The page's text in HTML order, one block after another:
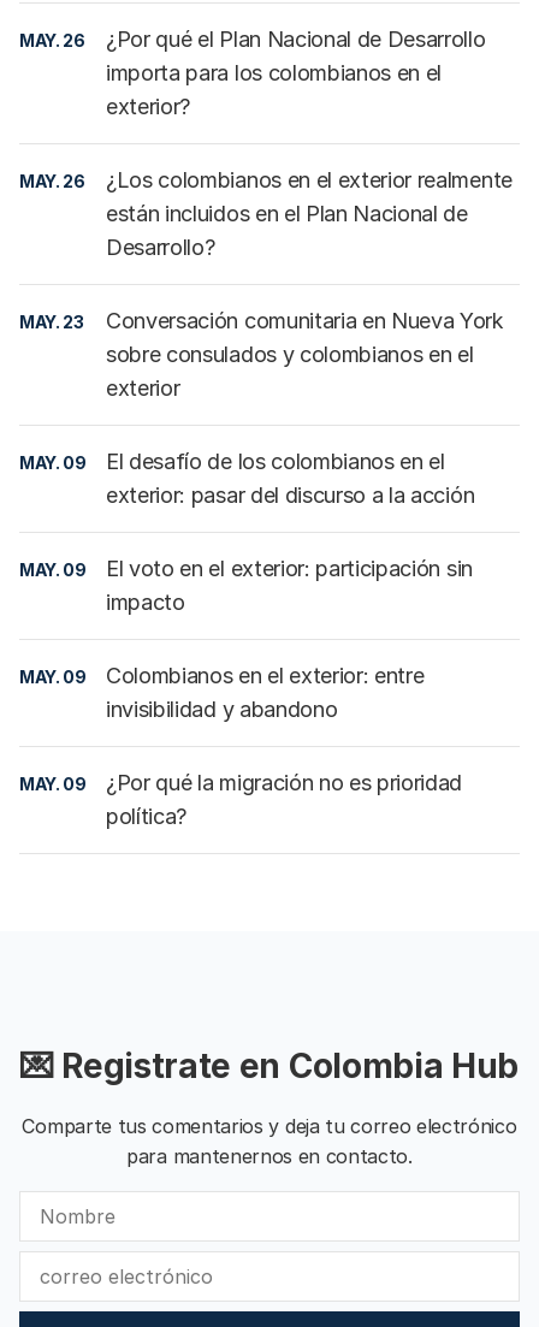
MAY. 26
¿Por qué el Plan Nacional de Desarrollo
importa para los colombianos en el
exterior?
MAY. 26
¿Los colombianos en el exterior realmente
están incluidos en el Plan Nacional de
Desarrollo?
MAY. 23
Conversación comunitaria en Nueva York
sobre consulados y colombianos en el
exterior
MAY. 09
El desafío de los colombianos en el
exterior: pasar del discurso a la acción
MAY. 09
El voto en el exterior: participación sin
impacto
MAY. 09
Colombianos en el exterior: entre
invisibilidad y abandono
MAY. 09
¿Por qué la migración no es prioridad
política?
💌 Registrate en Colombia Hub
Comparte tus comentarios y deja tu correo electrónico
para mantenernos en contacto.